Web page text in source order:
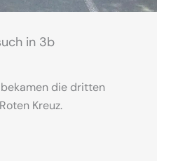
in 3b
bekamen die dritten
Kreuz.